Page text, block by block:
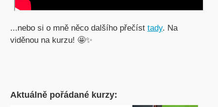
...nebo si o mně něco dalšího přečíst tady. Na
viděnou na kurzu! 🤩✨
Aktuálně pořádané kurzy: